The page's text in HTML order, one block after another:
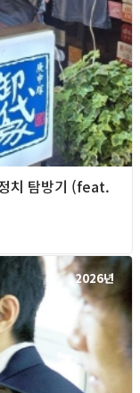
치 탐방기 (feat.
2026년